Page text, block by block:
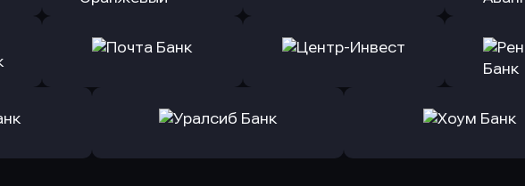
Оправить заявку
Оправить заявку
в
Оправить заявку